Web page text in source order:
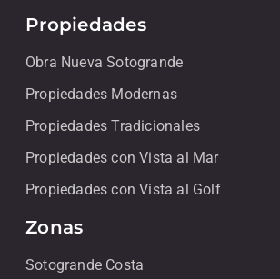
Propiedades
Obra Nueva Sotogrande
Propiedades Modernas
Propiedades Tradicionales
Propiedades con Vista al Mar
Propiedades con Vista al Golf
Zonas
Sotogrande Costa